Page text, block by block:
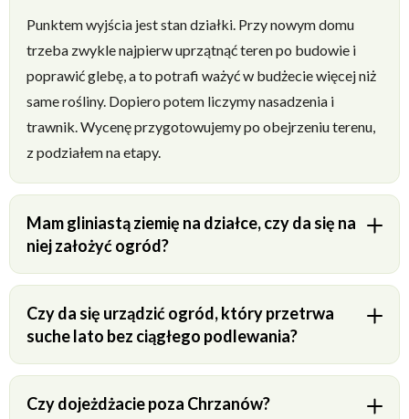
Punktem wyjścia jest stan działki. Przy nowym domu
trzeba zwykle najpierw uprzątnąć teren po budowie i
poprawić glebę, a to potrafi ważyć w budżecie więcej niż
same rośliny. Dopiero potem liczymy nasadzenia i
trawnik. Wycenę przygotowujemy po obejrzeniu terenu,
z podziałem na etapy.
Mam gliniastą ziemię na działce, czy da się na
niej założyć ogród?
Czy da się urządzić ogród, który przetrwa
suche lato bez ciągłego podlewania?
Czy dojeżdżacie poza Chrzanów?